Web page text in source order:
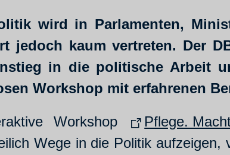
wird in Parlamenten,
jedoch kaum vertreten. Der
in die politische Arbeit
Workshop mit erfahrenen
Workshop Pflege.
Wege in die Politik